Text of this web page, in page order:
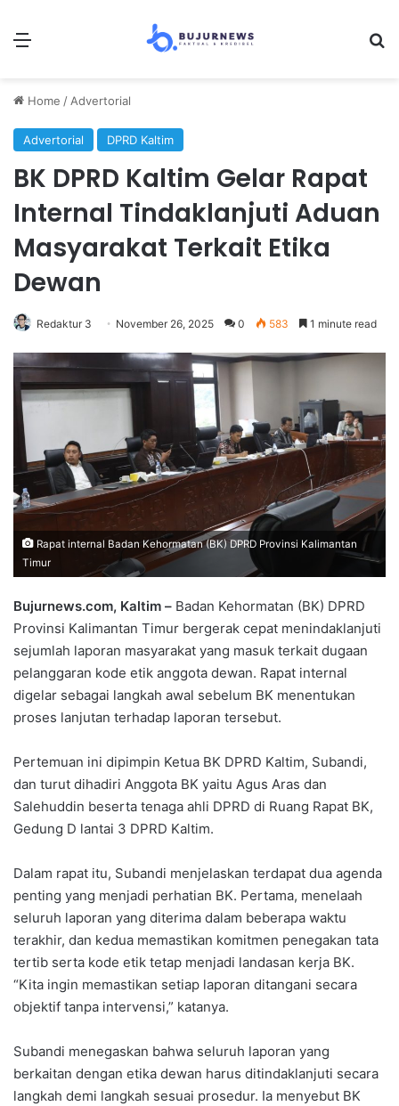
Menu
Home / Advertorial
Advertorial DPRD Kaltim
BK DPRD Kaltim Gelar Rapat
Internal Tindaklanjuti Aduan
Masyarakat Terkait Etika
Dewan
Redaktur 3 November 26, 2025 0 583 1 minute read
Rapat internal Badan Kehormatan (BK) DPRD Provinsi Kalimantan
Timur
Bujurnews.com, Kaltim – Badan Kehormatan (BK) DPRD
Provinsi Kalimantan Timur bergerak cepat menindaklanjuti
sejumlah laporan masyarakat yang masuk terkait dugaan
pelanggaran kode etik anggota dewan. Rapat internal
digelar sebagai langkah awal sebelum BK menentukan
proses lanjutan terhadap laporan tersebut.
Pertemuan ini dipimpin Ketua BK DPRD Kaltim, Subandi,
dan turut dihadiri Anggota BK yaitu Agus Aras dan
Salehuddin beserta tenaga ahli DPRD di Ruang Rapat BK,
Gedung D lantai 3 DPRD Kaltim.
Dalam rapat itu, Subandi menjelaskan terdapat dua agenda
penting yang menjadi perhatian BK. Pertama, menelaah
seluruh laporan yang diterima dalam beberapa waktu
terakhir, dan kedua memastikan komitmen penegakan tata
tertib serta kode etik tetap menjadi landasan kerja BK.
“Kita ingin memastikan setiap laporan ditangani secara
objektif tanpa intervensi,” katanya.
Subandi menegaskan bahwa seluruh laporan yang
berkaitan dengan etika dewan harus ditindaklanjuti secara
langkah demi langkah sesuai prosedur. Ia menyebut BK